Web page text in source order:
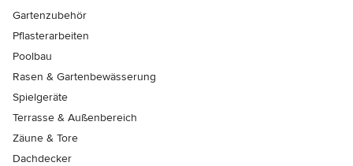
Gartenzubehör
Pflasterarbeiten
Poolbau
Rasen & Gartenbewässerung
Spielgeräte
Terrasse & Außenbereich
Zäune & Tore
Dachdecker